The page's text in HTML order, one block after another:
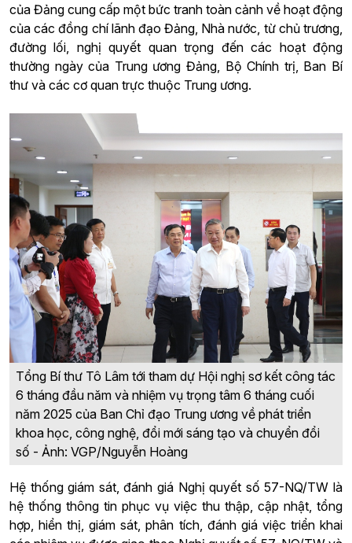
của Đảng cung cấp một bức tranh toàn cảnh về hoạt động
của các đồng chí lãnh đạo Đảng, Nhà nước, từ chủ trương,
đường lối, nghị quyết quan trọng đến các hoạt động
thường ngày của Trung ương Đảng, Bộ Chính trị, Ban Bí
thư và các cơ quan trực thuộc Trung ương.
Tổng Bí thư Tô Lâm tới tham dự Hội nghị sơ kết công tác
6 tháng đầu năm và nhiệm vụ trọng tâm 6 tháng cuối
năm 2025 của Ban Chỉ đạo Trung ương về phát triển
khoa học, công nghệ, đổi mới sáng tạo và chuyển đổi
số - Ảnh: VGP/Nguyễn Hoàng
Hệ thống giám sát, đánh giá Nghị quyết số 57-NQ/TW là
hệ thống thông tin phục vụ việc thu thập, cập nhật, tổng
hợp, hiển thị, giám sát, phân tích, đánh giá việc triển khai